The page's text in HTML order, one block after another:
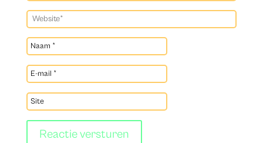
Reactie versturen